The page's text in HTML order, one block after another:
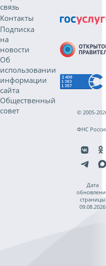
связь
Контакты
Подписка
на
новости
Об
использовании
информации
сайта
Общественный
совет
© 2005-
ФНС
Дата
страницы
09.08.2026